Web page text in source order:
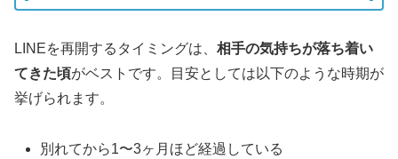
LINEを再開するタイミングは、 相手の気持ちが落ち着い
てきた頃がベストです。目安としては以下のような時期が
挙げられます。
別れてから1〜3ヶ月ほど経過している